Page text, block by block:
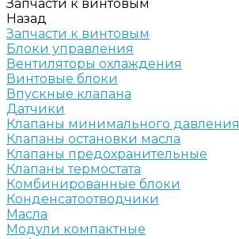
Запчасти к винтовым
Назад
Запчасти к винтовым
Блоки управления
Вентиляторы охлаждения
Винтовые блоки
Впускные клапана
Датчики
Клапаны минимального давления
Клапаны остановки масла
Клапаны предохранительные
Клапаны термостата
Комбинированные блоки
Конденсатоотводчики
Масла
Модули компактные